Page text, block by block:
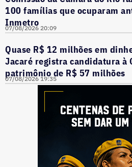
100 famílias que ocuparam
Inmetro
07/08/2026 20:09
Quase R$ 12 milhões em
Jacaré registra candidatura à
patrimônio de R$ 57 milhões
07/08/2026 19:35